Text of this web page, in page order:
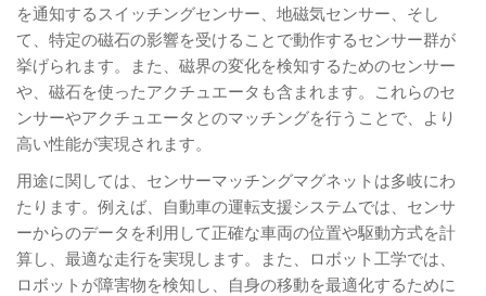
を通知するスイッチングセンサー、地磁気センサー、そし
て、特定の磁石の影響を受けることで動作するセンサー群が
挙げられます。また、磁界の変化を検知するためのセンサー
や、磁石を使ったアクチュエータも含まれます。これらのセ
ンサーやアクチュエータとのマッチングを行うことで、より
高い性能が実現されます。
用途に関しては、センサーマッチングマグネットは多岐にわ
たります。例えば、自動車の運転支援システムでは、センサ
ーからのデータを利用して正確な車両の位置や駆動方式を計
算し、最適な走行を実現します。また、ロボット工学では、
ロボットが障害物を検知し、自身の移動を最適化するために